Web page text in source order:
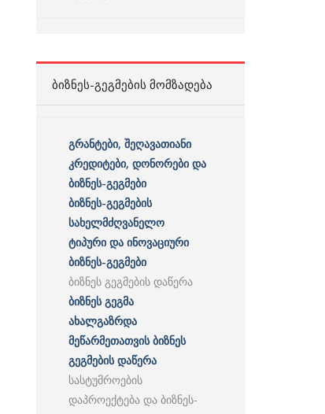
ᲑᲘᲖᲜᲔᲡ-ᲒᲔᲒᲛᲔᲑᲘᲡ ᲛᲝᲛᲖᲐᲓᲔᲑᲐ
გრანტები, შეღავათიანი
კრედიტები, დონორები და
ბიზნეს-გეგმები
ბიზნეს-გეგმების
სახელმძღვანელო
ტიპური და ინოვაციური
ბიზნეს-გეგმები
ბიზნეს გეგმების დაწერა
ბიზნეს გეგმა
ახალგაზრდა
მეწარმეთათვის ბიზნეს
გეგმების დაწერა
სასტუმროების
დაპროექტება და ბიზნეს-